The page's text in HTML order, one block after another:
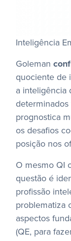
Inteligência
Goleman
quociente de
a inteligência
determinados
prognostica
os desafios
posição nos
O mesmo QI
questão é
profissão
problematiza
aspectos
(QE, para